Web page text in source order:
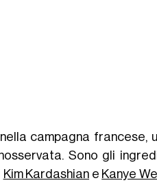
campagna
Sono gli
Kim Kardashian e Kanye